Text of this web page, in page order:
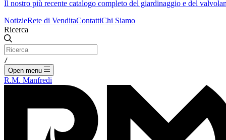
Il nostro più recente catalogo completo del giardinaggio e del
NotizieRete di VenditaContattiChi Siamo
Ricerca
/
Open menu
R.M. Manfredi